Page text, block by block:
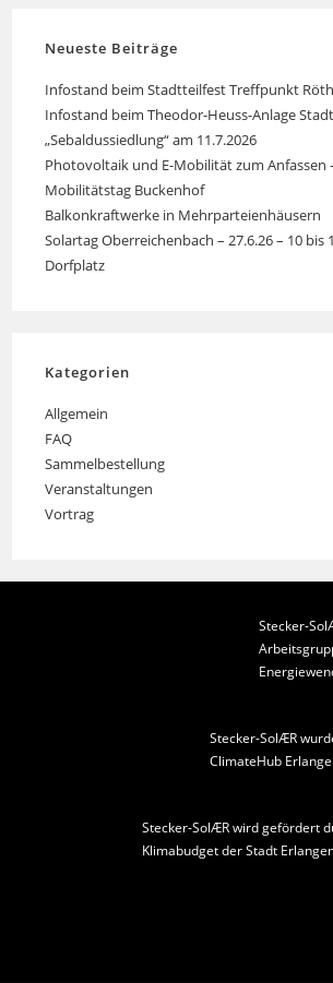
Neueste Beiträge
Infostand beim Stadtteilfest Treffpunkt
Infostand beim Theodor-Heuss-Anlage
„Sebaldussiedlung“ am 11.7.2026
Photovoltaik und E-Mobilität zum Anfassen
Mobilitätstag Buckenhof
Balkonkraftwerke in Mehrparteienhäusern
Solartag Oberreichenbach – 27.6.26 – 10 bis
Dorfplatz
Kategorien
Allgemein
FAQ
Sammelbestellung
Veranstaltungen
Vortrag
Stecker-
Stecker-SolÆR
ClimateHub
Stecker-SolÆR wird gefördert
Klimabudget der Stadt